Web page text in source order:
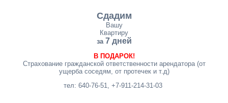
Сдадим
Вашу
Квартиру
за 7 дней
В ПОДАРОК!
Страхование гражданской ответственности арендатора (от
ущерба соседям, от протечек и т.д)
тел: 640-76-51, +7-911-214-31-03